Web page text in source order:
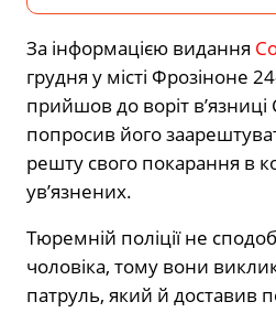
За інформацією видання
грудня у місті Фрозіноне
прийшов до воріт в’язниці
попросив його
решту свого покарання в
ув’язнених.
Тюремній поліції не
чоловіка, тому вони
патруль, який й доставив